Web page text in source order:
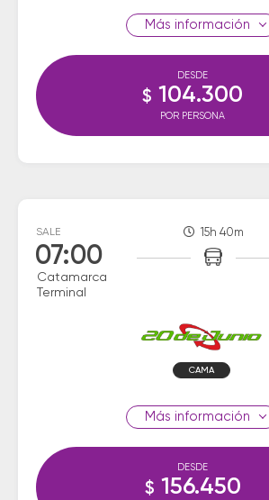
información
DESDE
$ 104.300
POR PERSONA
SALE
07:00
Catamarca
Terminal
15h 40m
CAMA
información
DESDE
$ 156.450